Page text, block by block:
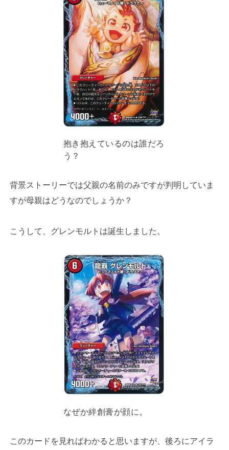
抱き抱えているのは誰だろ
う？
背景ストーリーでは父親の名前のみですが判明していま
すが母親はどうなのでしょうか？
こうして、グレンモルトは誕生しました。
なぜか絆創膏が顔に。
このカードを見ればわかると思いますが、後ろにアイラ